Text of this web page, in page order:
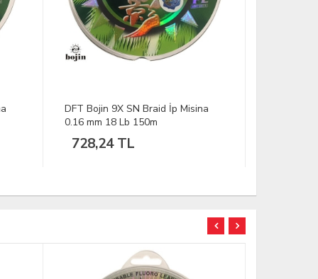
DFT Bojin 9X SN Braid İp Misina
0.14 mm 15 Lb 150m
728,24 TL